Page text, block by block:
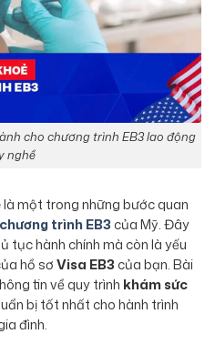
cho chương trình EB3 lao động
nghề
một trong những bước quan
chương trình EB3 của Mỹ. Đây
tục hành chính mà còn là yếu
hồ sơVisa EB3 của bạn. Bài
tin về quy trình khám sức
bị tốt nhất cho hành trình
đình.